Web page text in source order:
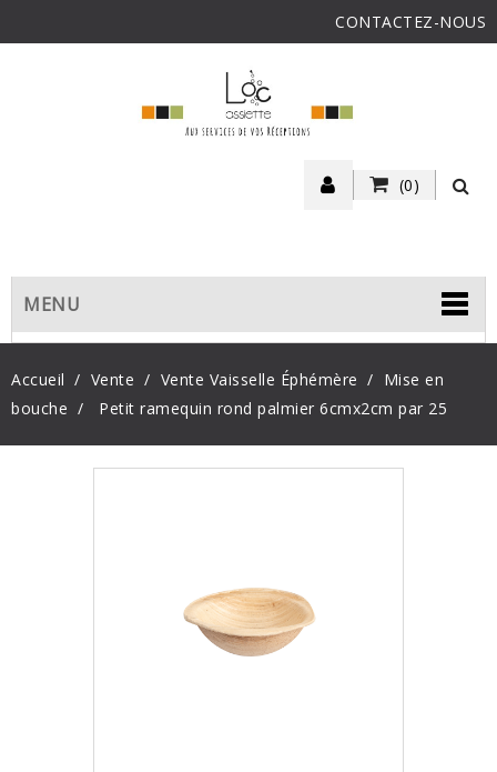
CONTACTEZ-NOUS
(0)
MENU
Accueil Vente Vente Vaisselle Éphémère
Mise en
bouche
Petit ramequin rond palmier 6cmx2cm par 25